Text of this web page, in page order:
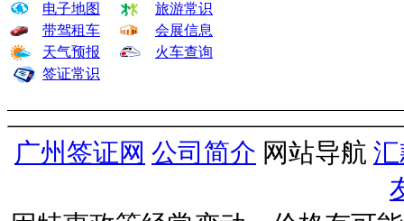
电子地图
旅游常识
带驾租车
会展信息
天气预报
火车查询
签证常识
广州签证网 公司简介 网站导航